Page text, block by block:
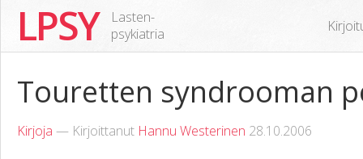
LPSY
Lasten-
psykiatria
Touretten syndrooman
Kirjoja — Kirjoittanut Hannu Westerinen 28.10.2006